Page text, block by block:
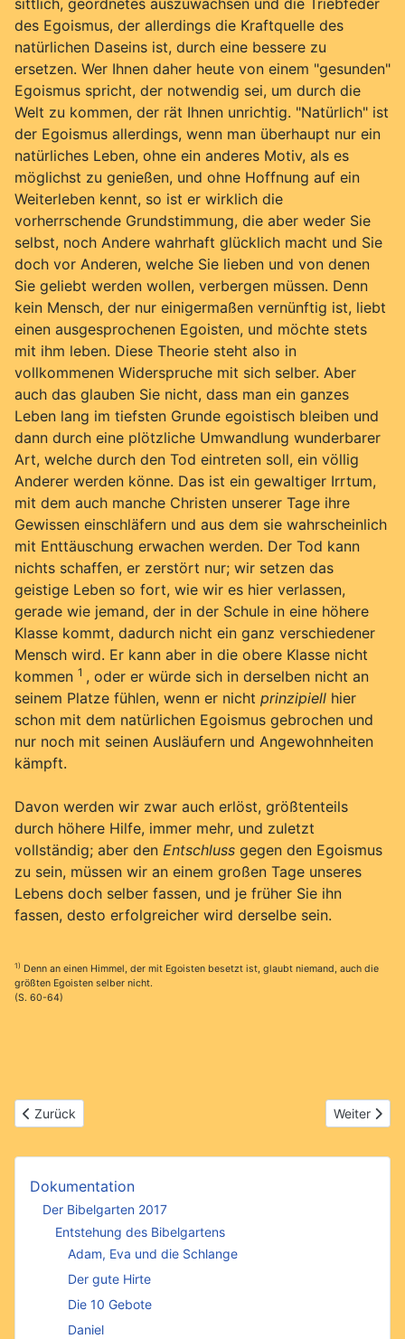
des Egoismus, der allerdings die Kraftquelle des
natürlichen Daseins ist, durch eine bessere zu
ersetzen. Wer Ihnen daher heute von einem "gesunden"
Egoismus spricht, der notwendig sei, um durch die
Welt zu kommen, der rät Ihnen unrichtig. "Natürlich" ist
der Egoismus allerdings, wenn man überhaupt nur ein
natürliches Leben, ohne ein anderes Motiv, als es
möglichst zu genießen, und ohne Hoffnung auf ein
Weiterleben kennt, so ist er wirklich die
vorherrschende Grundstimmung, die aber weder Sie
selbst, noch Andere wahrhaft glücklich macht und Sie
doch vor Anderen, welche Sie lieben und von denen
Sie geliebt werden wollen, verbergen müssen. Denn
kein Mensch, der nur einigermaßen vernünftig ist, liebt
einen ausgesprochenen Egoisten, und möchte stets
mit ihm leben. Diese Theorie steht also in
vollkommenen Widerspruche mit sich selber. Aber
auch das glauben Sie nicht, dass man ein ganzes
Leben lang im tiefsten Grunde egoistisch bleiben und
dann durch eine plötzliche Umwandlung wunderbarer
Art, welche durch den Tod eintreten soll, ein völlig
Anderer werden könne. Das ist ein gewaltiger Irrtum,
mit dem auch manche Christen unserer Tage ihre
Gewissen einschläfern und aus dem sie wahrscheinlich
mit Enttäuschung erwachen werden. Der Tod kann
nichts schaffen, er zerstört nur; wir setzen das
geistige Leben so fort, wie wir es hier verlassen,
gerade wie jemand, der in der Schule in eine höhere
Klasse kommt, dadurch nicht ein ganz verschiedener
Mensch wird. Er kann aber in die obere Klasse nicht
kommen 1 , oder er würde sich in derselben nicht an
seinem Platze fühlen, wenn er nicht prinzipiell hier
schon mit dem natürlichen Egoismus gebrochen und
nur noch mit seinen Ausläufern und Angewohnheiten
kämpft.
Davon werden wir zwar auch erlöst, größtenteils
durch höhere Hilfe, immer mehr, und zuletzt
vollständig; aber den Entschluss gegen den Egoismus
zu sein, müssen wir an einem großen Tage unseres
Lebens doch selber fassen, und je früher Sie ihn
fassen, desto erfolgreicher wird derselbe sein.
1) Denn an einen Himmel, der mit Egoisten besetzt ist, glaubt niemand, auch die
größten Egoisten selber nicht.
(S. 60-64)
Vorheriger Beitrag: Aus alter Zeit
Zurück Nächster
Weiter
Dokumentation
Der Bibelgarten 2017
Entstehung des Bibelgartens
Adam, Eva und die Schlange
Der gute Hirte
Die 10 Gebote
Daniel